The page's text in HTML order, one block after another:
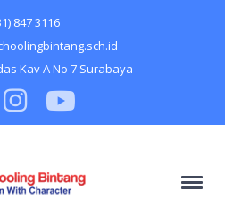
847 3116
Kav A No 7 Surabaya
Instagram
Profile
Youtube